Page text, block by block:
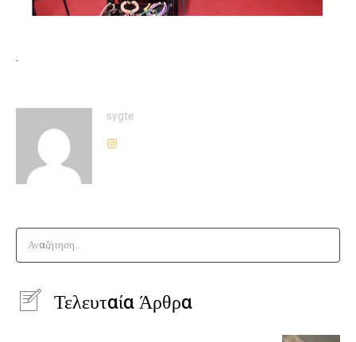
.
sygte
Αναζήτηση..
Τελευταία Άρθρα